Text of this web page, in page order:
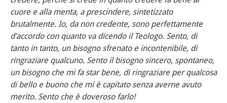
cuore e alla menta, a prescindere, sintetizzato
brutalmente. Io, da non credente, sono perfettamente
d’accordo con quanto va dicendo il Teologo. Sento, di
tanto in tanto, un bisogno sfrenato e incontenibile, di
ringraziare qualcuno. Sento il bisogno sincero, spontaneo,
un bisogno che mi fa star bene, di ringraziare per qualcosa
di bello e buono che mi è capitato senza averne avuto
merito. Sento che è doveroso farlo!